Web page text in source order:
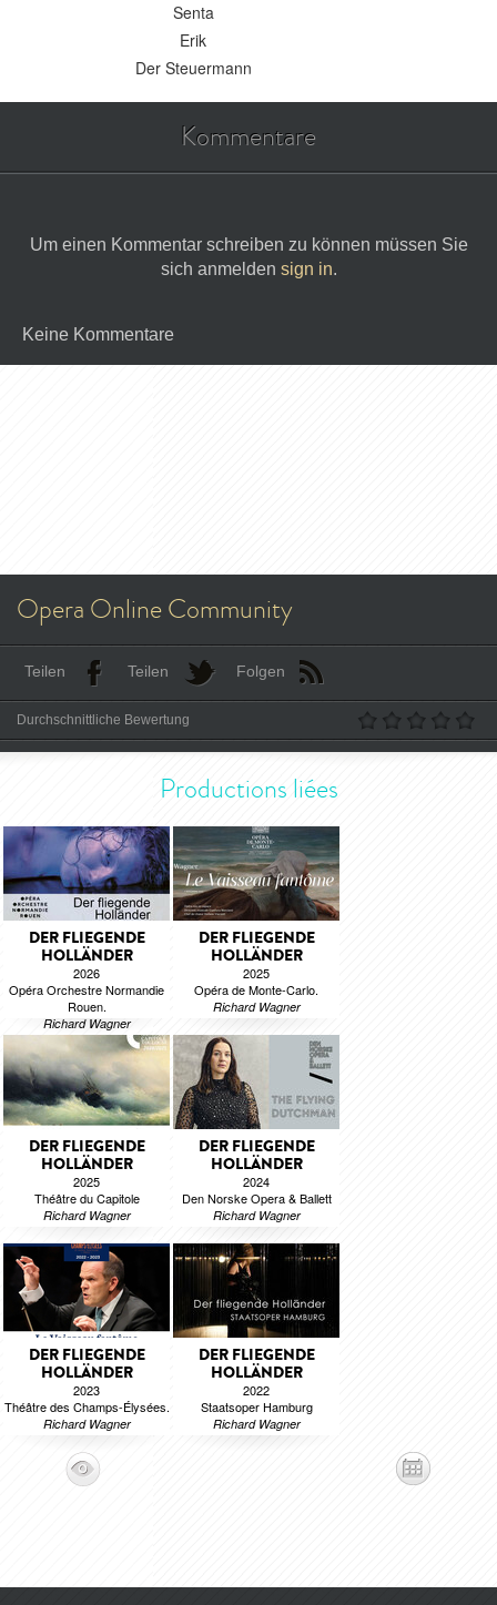
Senta
Erik
Der Steuermann
Kommentare
Um einen Kommentar schreiben zu können müssen Sie
sich anmelden sign in.
Keine Kommentare
Opera Online Community
Teilen Teilen Folgen
Durchschnittliche Bewertung
Productions liées
DER FLIEGENDE
HOLLÄNDER
2026
Opéra Orchestre Normandie
Rouen.
Richard Wagner
DER FLIEGENDE
HOLLÄNDER
2025
Opéra de Monte-Carlo.
Richard Wagner
DER FLIEGENDE
HOLLÄNDER
2025
Théâtre du Capitole
Richard Wagner
DER FLIEGENDE
HOLLÄNDER
2024
Den Norske Opera & Ballett
Richard Wagner
DER FLIEGENDE
HOLLÄNDER
2023
Théâtre des Champs-Élysées.
Richard Wagner
DER FLIEGENDE
HOLLÄNDER
2022
Staatsoper Hamburg
Richard Wagner